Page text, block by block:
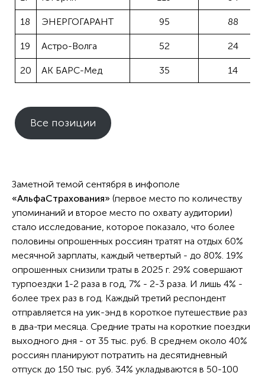
18 ЭНЕРГОГАРАНТ 95 88
19 Астро-Волга 52 24
20 АК БАРС-Мед 35 14
Все позиции
Заметной темой сентября в инфополе
«АльфаСтрахования» (первое место по количеству
упоминаний и второе место по охвату аудитории)
стало исследование, которое показало, что более
половины опрошенных россиян тратят на отдых 60%
месячной зарплаты, каждый четвертый - до 80%. 19%
опрошенных снизили траты в 2025 г. 29% совершают
турпоездки 1-2 раза в год, 7% - 2-3 раза. И лишь 4% -
более трех раз в год. Каждый третий респондент
отправляется на уик-энд в короткое путешествие раз
в два-три месяца. Средние траты на короткие поездки
выходного дня - от 35 тыс. руб. В среднем около 40%
россиян планируют потратить на десятидневный
отпуск до 150 тыс. руб. 34% укладываются в 50-100